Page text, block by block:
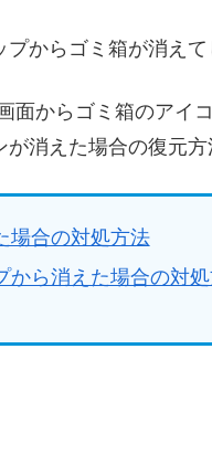
からゴミ箱が消えて
面からゴミ箱のアイ
消えた場合の復元方
場合の対処方法
から消えた場合の対